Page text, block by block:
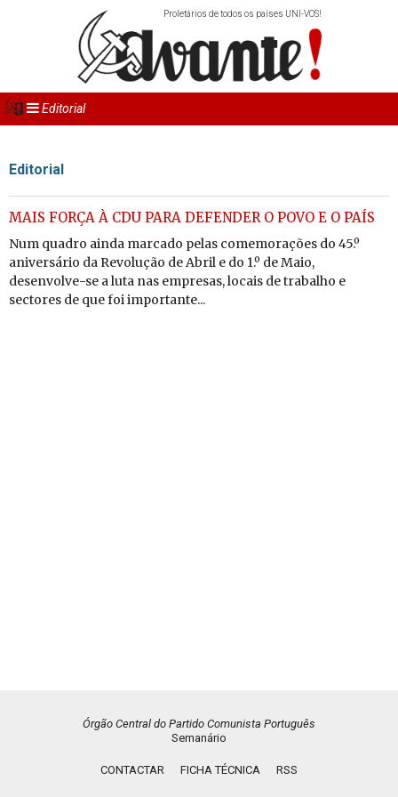
Proletários de todos os países UNI-VOS!
Editorial
Editorial
MAIS FORÇA À CDU PARA DEFENDER O POVO E O PAÍS
Num quadro ainda marcado pelas comemorações do 45.º
aniversário da Revolução de Abril e do 1.º de Maio,
desenvolve-se a luta nas empresas, locais de trabalho e
sectores de que foi importante...
Órgão Central do Partido Comunista Português
Semanário
CONTACTAR FICHA TÉCNICA RSS